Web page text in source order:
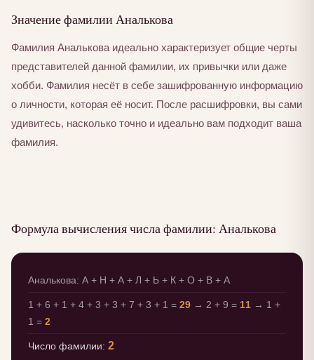
Значение фамилии Аналькова
Фамилия Аналькова идеально характеризует общие черты
представителей данной фамилии, их привычки или даже
хобби. Фамилия несёт в себе зашифрованную информацию
о личности, которая её носит. После расшифровки, вы сами
удивитесь, насколько точно и идеально вам подходит ваша
фамилия.
Формула вычисления числа фамилии: Аналькова
Аналькова: А + Н + А + Л + Ь + К + О + В + А
1 + 6 + 1 + 4 + 3 + 3 + 7 + 3 + 1 = 29 → 2 + 9 = 11 → 1 +
1 = 2
Число фамилии: 2